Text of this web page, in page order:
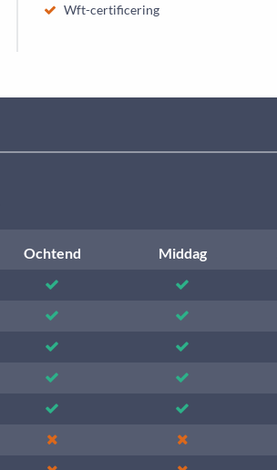
Wft-certificering
Ochtend Middag